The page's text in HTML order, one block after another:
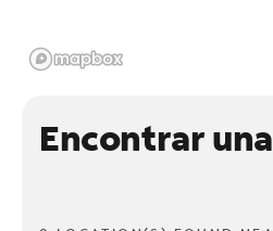
Encontrar